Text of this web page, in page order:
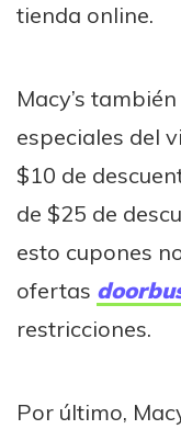
tienda online.
Macy’s
especiales del
$10 de
de $25 de
esto cupones
ofertas
restricciones.
Por último,